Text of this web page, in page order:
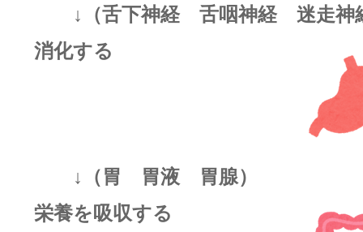
↓（舌下神経 舌咽神経 迷走神
消化する
↓（胃 胃液 胃腺）
栄養を吸収する